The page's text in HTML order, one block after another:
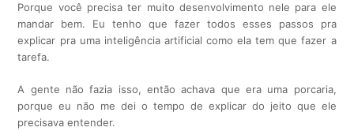
Porque você precisa ter muito desenvolvimento nele para ele
mandar bem. Eu tenho que fazer todos esses passos pra
explicar pra uma inteligência artificial como ela tem que fazer a
tarefa.
A gente não fazia isso, então achava que era uma porcaria,
porque eu não me dei o tempo de explicar do jeito que ele
precisava entender.